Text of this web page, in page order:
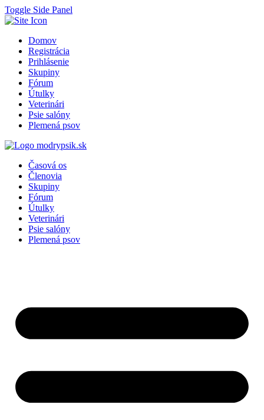
Toggle Side Panel
Domov
Registrácia
Prihlásenie
Skupiny
Fórum
Útulky
Veterinári
Psie salóny
Plemená psov
Časová os
Členovia
Skupiny
Fórum
Útulky
Veterinári
Psie salóny
Plemená psov